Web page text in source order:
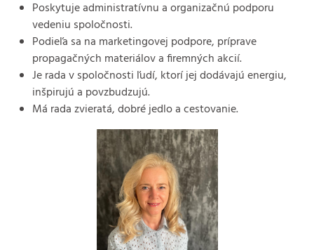
Poskytuje administratívnu a organizačnú podporu
vedeniu spoločnosti.
Podieľa sa na marketingovej podpore, príprave
propagačných materiálov a firemných akcií.
Je rada v spoločnosti ľudí, ktorí jej dodávajú energiu,
inšpirujú a povzbudzujú.
Má rada zvieratá, dobré jedlo a cestovanie.